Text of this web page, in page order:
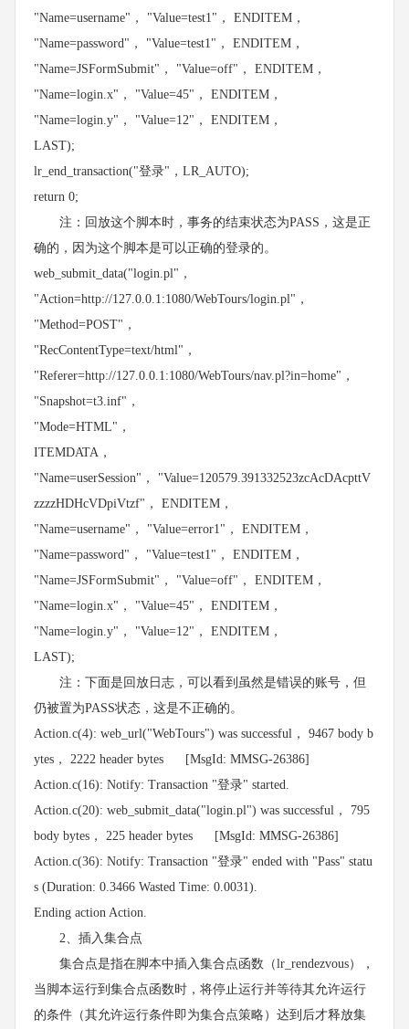
"Name=username"， "Value=test1"， ENDITEM，
"Name=password"， "Value=test1"， ENDITEM，
"Name=JSFormSubmit"， "Value=off"， ENDITEM，
"Name=login.x"， "Value=45"， ENDITEM，
"Name=login.y"， "Value=12"， ENDITEM，
LAST);
lr_end_transaction("登录"，LR_AUTO);
return 0;
注：回放这个脚本时，事务的结束状态为PASS，这是正
确的，因为这个脚本是可以正确的登录的。
web_submit_data("login.pl"，
"Action=http://127.0.0.1:1080/WebTours/login.pl"，
"Method=POST"，
"RecContentType=text/html"，
"Referer=http://127.0.0.1:1080/WebTours/nav.pl?in=home"，
"Snapshot=t3.inf"，
"Mode=HTML"，
ITEMDATA，
"Name=userSession"， "Value=120579.391332523zcAcDAcpttV
zzzzHDHcVDpiVtzf"， ENDITEM，
"Name=username"， "Value=error1"， ENDITEM，
"Name=password"， "Value=test1"， ENDITEM，
"Name=JSFormSubmit"， "Value=off"， ENDITEM，
"Name=login.x"， "Value=45"， ENDITEM，
"Name=login.y"， "Value=12"， ENDITEM，
LAST);
注：下面是回放日志，可以看到虽然是错误的账号，但
仍被置为PASS状态，这是不正确的。
Action.c(4): web_url("WebTours") was successful， 9467 body b
ytes， 2222 header bytes [MsgId: MMSG-26386]
Action.c(16): Notify: Transaction "登录" started.
Action.c(20): web_submit_data("login.pl") was successful， 795
body bytes， 225 header bytes [MsgId: MMSG-26386]
Action.c(36): Notify: Transaction "登录" ended with "Pass" statu
s (Duration: 0.3466 Wasted Time: 0.0031).
Ending action Action.
2、插入集合点
集合点是指在脚本中插入集合点函数（lr_rendezvous），
当脚本运行到集合点函数时，将停止运行并等待其允许运行
的条件（其允许运行条件即为集合点策略）达到后才释放集